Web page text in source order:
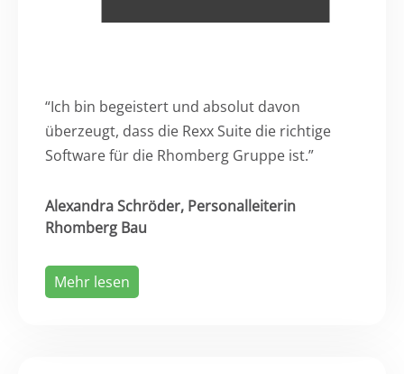
“Ich bin begeistert und absolut davon
überzeugt, dass die Rexx Suite die richtige
Software für die Rhomberg Gruppe ist.”
Alexandra Schröder, Personalleiterin
Rhomberg Bau
Mehr lesen